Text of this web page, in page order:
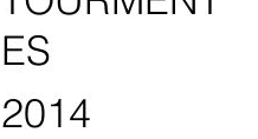
ES
2014